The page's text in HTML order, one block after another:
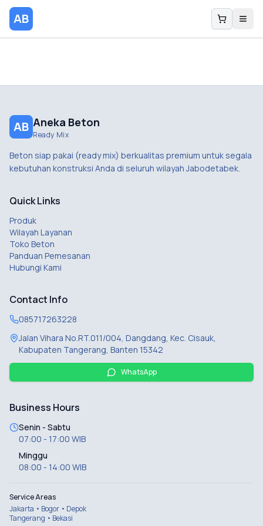
AB
AB Aneka Beton
Ready Mix
Beton siap pakai (ready mix) berkualitas premium untuk segala
kebutuhan konstruksi Anda di seluruh wilayah Jabodetabek.
Quick Links
Produk
Wilayah Layanan
Toko Beton
Panduan Pemesanan
Hubungi Kami
Contact Info
085717263228
Jalan Vihara No.RT.011/004, Dangdang, Kec. Cisauk,
Kabupaten Tangerang, Banten 15342
WhatsApp
Business Hours
Senin - Sabtu
07:00 - 17:00 WIB
Minggu
08:00 - 14:00 WIB
Service Areas
Jakarta • Bogor • Depok
Tangerang • Bekasi